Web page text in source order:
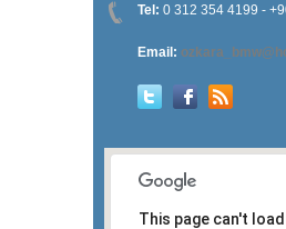
Tel: 0 312 354 4199 -
Email:
This page can't